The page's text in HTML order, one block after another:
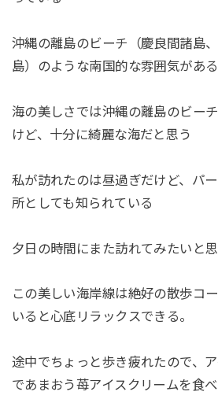
沖縄の離島のビーチ（慶良間諸島
島）のような南国的な雰囲気があ
海の美しさでは沖縄の離島のビー
けど、十分に綺麗な海だと思う
私が訪れたのは昼過ぎだけど、パ
所としても知られている
夕日の時間にまた訪れてみたいと
この美しい海岸線は絶好の散歩コ
いると心底リラックスできる。
途中でちょっと歩き疲れたので、
であまおう苺アイスクリームを食べ